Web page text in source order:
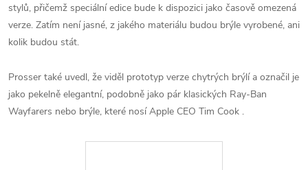
stylů, přičemž speciální edice bude k dispozici jako časově omezená
verze. Zatím není jasné, z jakého materiálu budou brýle vyrobené, ani
kolik budou stát.
Prosser také uvedl, že viděl prototyp verze chytrých brýlí a označil je
jako pekelně elegantní, podobně jako pár klasických Ray-Ban
Wayfarers nebo brýle, které nosí Apple CEO Tim Cook .